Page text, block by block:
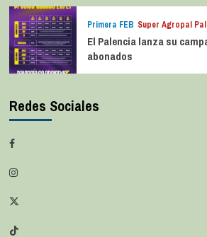
Primera FEB Super Agropal
El Palencia lanza su
abonados
Redes Sociales